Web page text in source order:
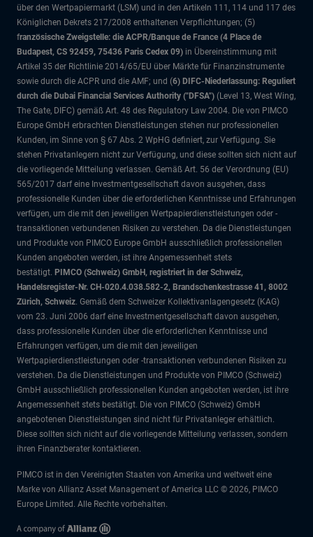
über den Wertpapiermarkt (LSM) und in den Artikeln 111, 114 und 117 des
Königlichen Dekrets 217/2008 enthaltenen Verpflichtungen; (5)
französische Zweigstelle: die ACPR/Banque de France (4 Place de
Budapest, CS 92459, 75436 Paris Cedex 09) in Übereinstimmung mit
Artikel 35 der Richtlinie 2014/65/EU über Märkte für Finanzinstrumente
sowie durch die ACPR und die AMF; und (6) DIFC-Niederlassung: Reguliert
durch die Dubai Financial Services Authority ("DFSA") (Level 13, West Wing,
The Gate, DIFC) gemäß Art. 48 des Regulatory Law 2004. Die von PIMCO
Europe GmbH erbrachten Dienstleistungen stehen nur professionellen
Kunden, im Sinne von § 67 Abs. 2 WpHG definiert, zur Verfügung. Sie
stehen Privatanlegern nicht zur Verfügung, und diese sollten sich nicht auf
die vorliegende Mitteilung verlassen. Gemäß Art. 56 der Verordnung (EU)
565/2017 darf eine Investmentgesellschaft davon ausgehen, dass
professionelle Kunden über die erforderlichen Kenntnisse und Erfahrungen
verfügen, um die mit den jeweiligen Wertpapierdienstleistungen oder -
transaktionen verbundenen Risiken zu verstehen. Da die Dienstleistungen
und Produkte von PIMCO Europe GmbH ausschließlich professionellen
Kunden angeboten werden, ist ihre Angemessenheit stets
bestätigt. PIMCO (Schweiz) GmbH, registriert in der Schweiz,
Handelsregister-Nr. CH-020.4.038.582-2, Brandschenkestrasse 41, 8002
Zürich, Schweiz. Gemäß dem Schweizer Kollektivanlagengesetz (KAG)
vom 23. Juni 2006 darf eine Investmentgesellschaft davon ausgehen,
dass professionelle Kunden über die erforderlichen Kenntnisse und
Erfahrungen verfügen, um die mit den jeweiligen
Wertpapierdienstleistungen oder -transaktionen verbundenen Risiken zu
verstehen. Da die Dienstleistungen und Produkte von PIMCO (Schweiz)
GmbH ausschließlich professionellen Kunden angeboten werden, ist ihre
Angemessenheit stets bestätigt. Die von PIMCO (Schweiz) GmbH
angebotenen Dienstleistungen sind nicht für Privatanleger erhältlich.
Diese sollten sich nicht auf die vorliegende Mitteilung verlassen, sondern
ihren Finanzberater kontaktieren.
PIMCO ist in den Vereinigten Staaten von Amerika und weltweit eine
Marke von Allianz Asset Management of America LLC © 2026, PIMCO
Europe Limited. Alle Rechte vorbehalten.